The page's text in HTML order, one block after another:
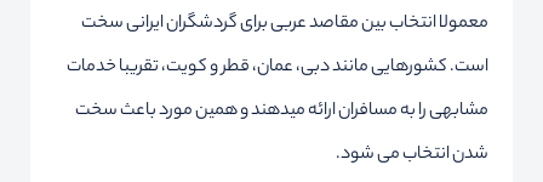
معمولا انتخاب بین مقاصد عربی برای گردشگران ایرانی سخت
است. کشورهایی مانند دبی، عمان، قطر و کویت، تقریبا خدمات
مشابهی را به مسافران ارائه میدهند و همین مورد باعث سخت
شدن انتخاب می شود.